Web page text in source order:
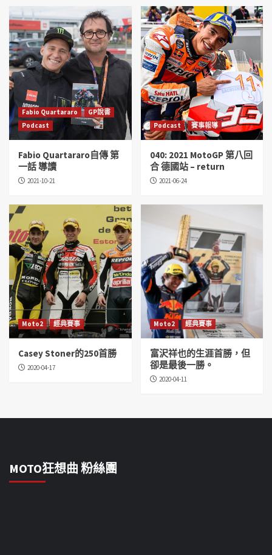
Fabio Quartararo
GP說書
Podcast
Fabio Quartararo自傳 第
一話 導讀
2021-10-21
Podcast 賽事報導
040: 2021 MotoGP 第八回
合 德國站 – return
2021-06-24
Moto2 經典賽事
Casey Stoner的250首勝
2020-04-17
Moto2 經典賽事
富沢祥也的生涯首勝，但
卻是最後一勝。
2020-04-11
MOTO狂想曲 粉絲團